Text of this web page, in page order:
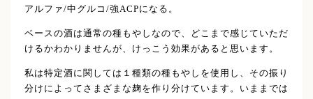
アルファ/中グルコ/強ACPになる。
ベースの酒は通常の種もやしなので、どこまで感じていただ
けるかわかりませんが、けっこう効果があると思います。
私は特定酒に関しては１種類の種もやしを使用し、その振り
分けによってさまざまな麹を作り分けています。いままでは